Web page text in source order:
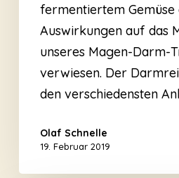
fermentiertem
Auswirkungen auf das
unseres Magen-Darm-
verwiesen. Der
den verschiedensten
Olaf Schnelle
19. Februar 2019